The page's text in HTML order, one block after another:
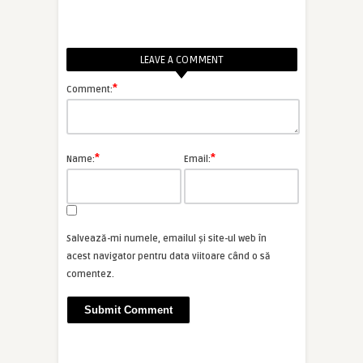
LEAVE A COMMENT
Comment:*
Name:* Email:*
Salvează-mi numele, emailul și site-ul web în
acest navigator pentru data viitoare când o să
comentez.